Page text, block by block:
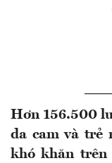
Hơn 156.500
da cam và trẻ
khó khăn trên